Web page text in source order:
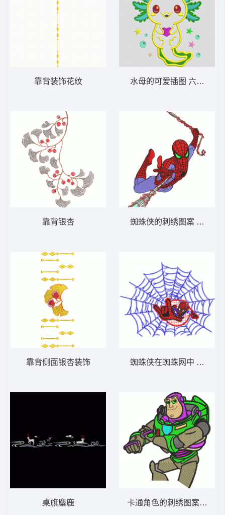
靠背装饰花纹
靠背银杏
靠背侧面银杏装饰
桌旗麋鹿
水母的可爱插图 六角恐龙
蜘蛛侠的刺绣图案 蜘蛛侠
蜘蛛侠在蜘蛛网中 蜘蛛侠
卡通角色的刺绣图案 巴斯